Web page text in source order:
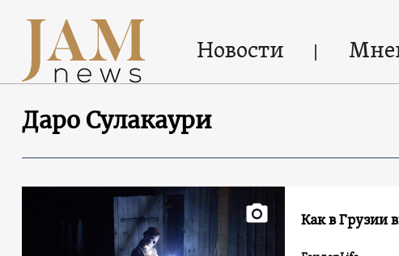
Новости
Даро Сулакаури
Как в Грузии